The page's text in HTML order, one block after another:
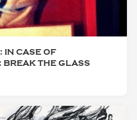
IN CASE OF
BREAK THE GLASS